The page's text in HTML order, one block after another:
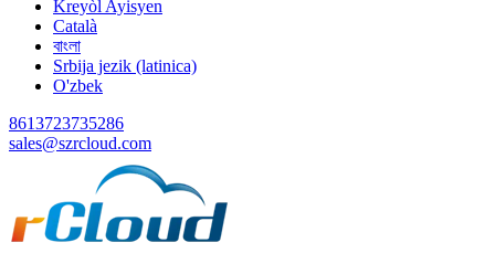
Kreyòl Ayisyen
Català
বাংলা
Srbija jezik (latinica)
O'zbek
8613723735286
sales@szrcloud.com